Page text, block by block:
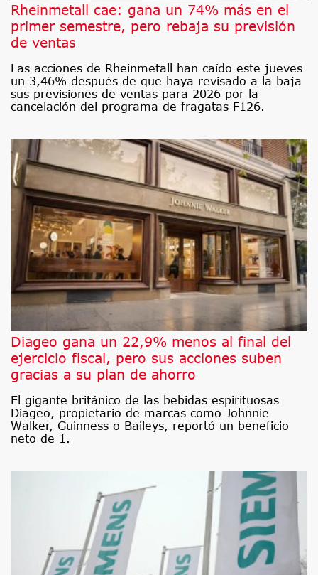
Rheinmetall cae: gana un 74% más en el
primer semestre, pero rebaja su previsión
de ventas
Las acciones de Rheinmetall han caído este jueves
un 3,46% después de que haya revisado a la baja
sus previsiones de ventas para 2026 por la
cancelación del programa de fragatas F126.
Diageo gana un 22,9% menos al final del
ejercicio fiscal, pero sus acciones suben
gracias a su plan de ahorro
El gigante británico de las bebidas espirituosas
Diageo, propietario de marcas como Johnnie
Walker, Guinness o Baileys, reportó un beneficio
neto de 1.